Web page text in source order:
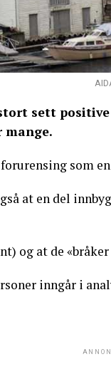
sett
mange.
som
at en del
og at de
inngår i